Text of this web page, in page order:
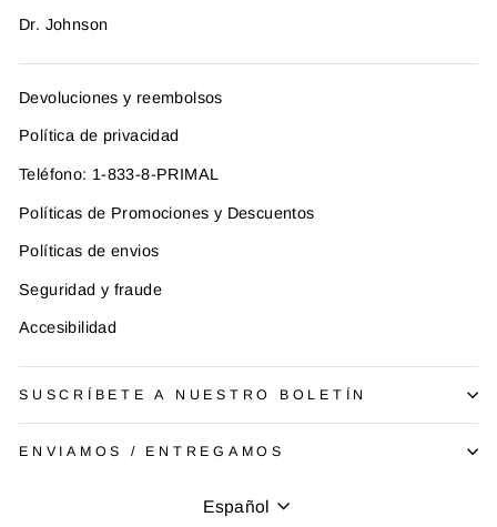
Dr. Johnson
Devoluciones y reembolsos
Política de privacidad
Teléfono: 1-833-8-PRIMAL
Políticas de Promociones y Descuentos
Políticas de envios
Seguridad y fraude
Accesibilidad
SUSCRÍBETE A NUESTRO BOLETÍN
ENVIAMOS / ENTREGAMOS
Idioma
Español